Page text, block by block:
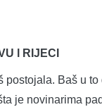
l RIJECI
Baš u
je novinarima